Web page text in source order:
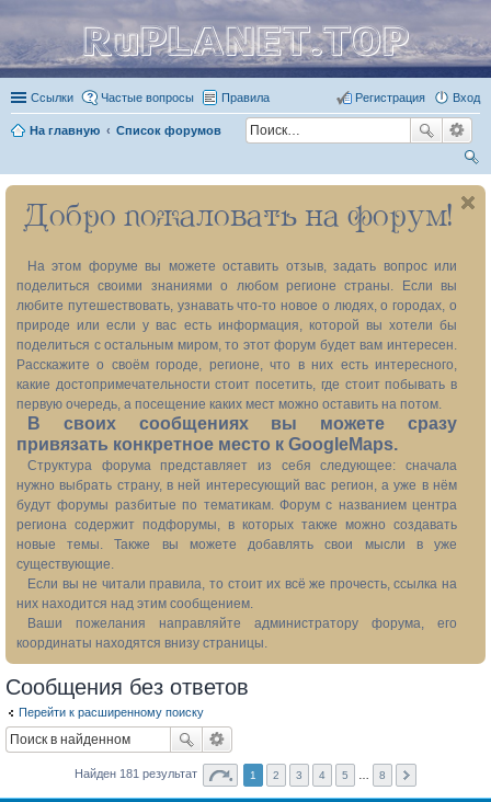
RuPLANET.TOP
Ссылки Частые вопросы Правила Вход
Регистрация
На главную Список форумов
ои
ск
Добро пожаловать на форум!
На этом форуме вы можете оставить отзыв, задать вопрос или
поделиться своими знаниями о любом регионе страны. Если вы
любите путешествовать, узнавать что-то новое о людях, о городах, о
природе или если у вас есть информация, которой вы хотели бы
поделиться с остальным миром, то этот форум будет вам интересен.
Расскажите о своём городе, регионе, что в них есть интересного,
какие достопримечательности стоит посетить, где стоит побывать в
первую очередь, а посещение каких мест можно оставить на потом.
В своих сообщениях вы можете сразу
привязать конкретное место к GoogleMaps.
Структура форума представляет из себя следующее: сначала
нужно выбрать страну, в ней интересующий вас регион, а уже в нём
будут форумы разбитые по тематикам. Форум с названием центра
региона содержит подфорумы, в которых также можно создавать
новые темы. Также вы можете добавлять свои мысли в уже
существующие.
Если вы не читали правила, то стоит их всё же прочесть, ссылка на
них находится над этим сообщением.
Ваши пожелания направляйте администратору форума, его
координаты находятся внизу страницы.
Сообщения без ответов
Перейти к расширенному поиску
Найден 181 результат 1 2 3 4 5 8